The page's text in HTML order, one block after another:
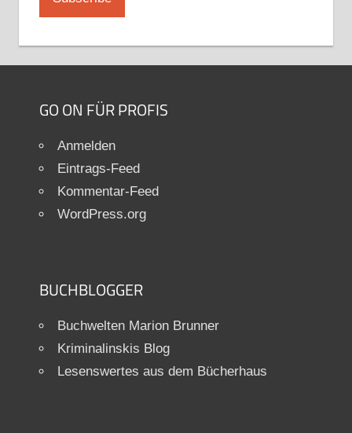
GO ON FÜR PROFIS
Anmelden
Eintrags-Feed
Kommentar-Feed
WordPress.org
BUCHBLOGGER
Buchwelten Marion Brunner
Kriminalinskis Blog
Lesenswertes aus dem Bücherhaus